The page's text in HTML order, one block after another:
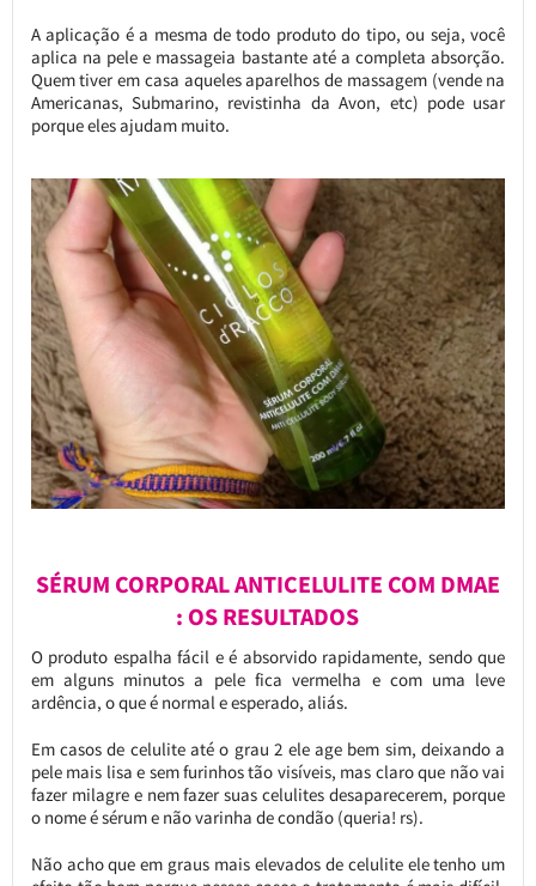
A aplicação é a mesma de todo produto do tipo, ou seja, você
aplica na pele e massageia bastante até a completa absorção.
Quem tiver em casa aqueles aparelhos de massagem (vende na
Americanas, Submarino, revistinha da Avon, etc) pode usar
porque eles ajudam muito.
SÉRUM CORPORAL ANTICELULITE COM DMAE
: OS RESULTADOS
O produto espalha fácil e é absorvido rapidamente, sendo que
em alguns minutos a pele fica vermelha e com uma leve
ardência, o que é normal e esperado, aliás.
Em casos de celulite até o grau 2 ele age bem sim, deixando a
pele mais lisa e sem furinhos tão visíveis, mas claro que não vai
fazer milagre e nem fazer suas celulites desaparecerem, porque
o nome é sérum e não varinha de condão (queria! rs).
Não acho que em graus mais elevados de celulite ele tenho um